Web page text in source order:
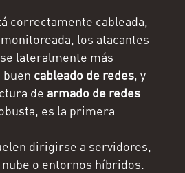
correctamente cableada,
los atacantes
lateralmente más
cableado de redes, y
de armado de redes
es la primera
dirigirse a servidores,
o entornos híbridos.